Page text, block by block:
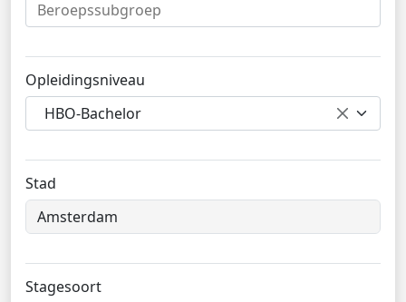
Opleidingsniveau
HBO-Bachelor
Stad
Stagesoort